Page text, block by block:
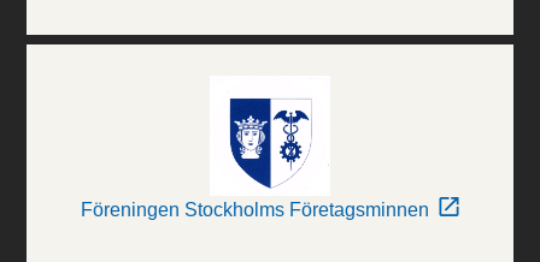
Föreningen Stockholms Företagsminnen